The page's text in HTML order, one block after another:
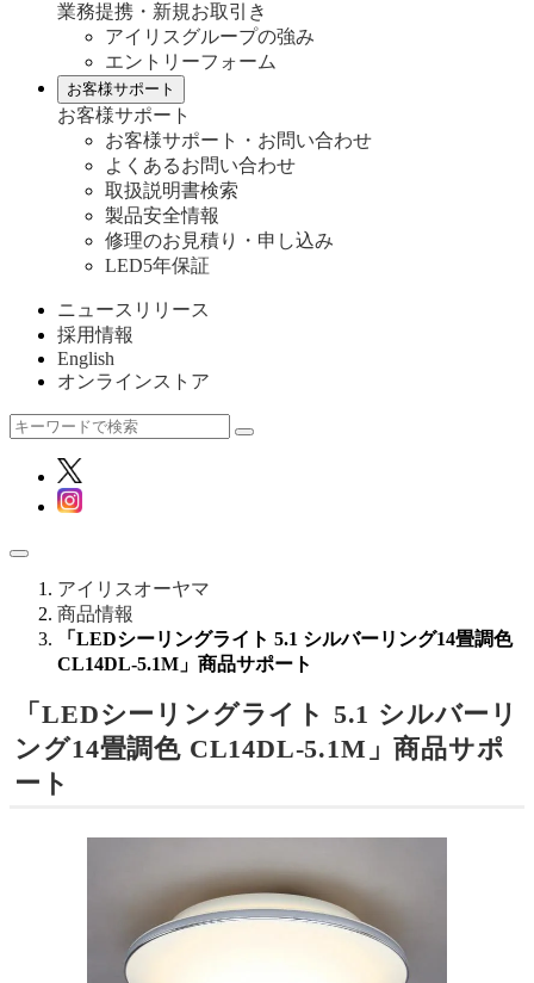
業務提携・新規お取引き
アイリスグループの強み
エントリーフォーム
お客様サポート
お客様サポート
お客様サポート・お問い合わせ
よくあるお問い合わせ
取扱説明書検索
製品安全情報
修理のお見積り・申し込み
LED5年保証
ニュースリリース
採用情報
English
オンラインストア
アイリスオーヤマ
商品情報
「LEDシーリングライト 5.1 シルバーリング14畳調色
CL14DL-5.1M」商品サポート
「LEDシーリングライト 5.1 シルバーリ
ング14畳調色 CL14DL-5.1M」商品サポ
ート